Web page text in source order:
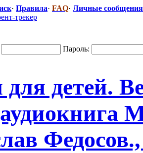
· Правила· FAQ· Личные сообщения
Пароль:
детей.